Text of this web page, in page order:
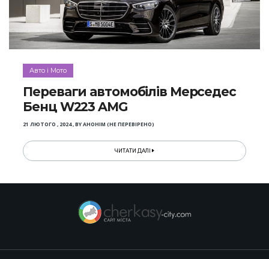
Авто і Мото
Переваги автомобілів Мерседес
Бенц W223 AMG
21 ЛЮТОГО , 2024,BYАНОНІМ (НЕ ПЕРЕВІРЕНО)
ЧИТАТИ ДАЛІ